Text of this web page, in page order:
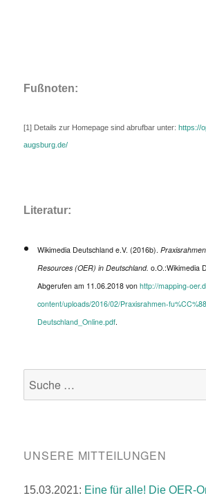
Fußnoten:
[1] Details zur Homepage sind abrufbar unter:https://
augsburg.de/
Literatur:
Wikimedia Deutschland e.V. (2016b).
Resources (OER) in Deutschland.o.O.:Wikimedia
Abgerufen am 11.06.2018 vonhttp://mapping-
content/uploads/2016/02/Praxisrahmen-
Deutschland_Online.pdf.
nach:
UNSERE MITTEILUNGEN
15.03.2021: Eine für alle! Die OER-